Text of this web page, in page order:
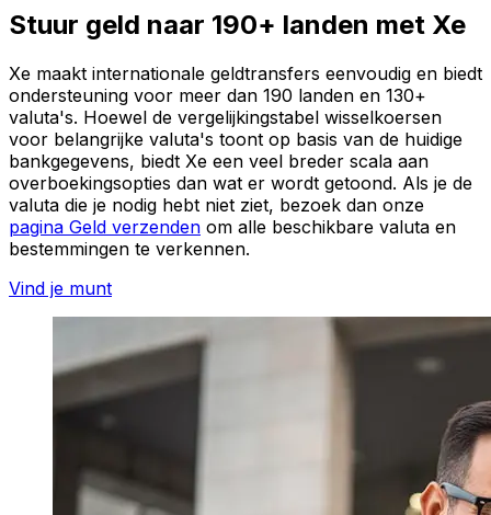
Stuur geld naar 190+ landen met Xe
Xe maakt internationale geldtransfers eenvoudig en biedt
ondersteuning voor meer dan 190 landen en 130+
valuta's. Hoewel de vergelijkingstabel wisselkoersen
voor belangrijke valuta's toont op basis van de huidige
bankgegevens, biedt Xe een veel breder scala aan
overboekingsopties dan wat er wordt getoond. Als je de
valuta die je nodig hebt niet ziet, bezoek dan onze
pagina Geld verzenden om alle beschikbare valuta en
bestemmingen te verkennen.
Vind je munt